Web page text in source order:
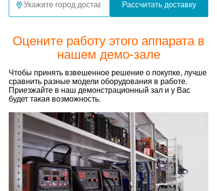
Рассчитать доставку
Оцените работу этого аппарата в
нашем демо-зале
Чтобы принять взвешенное решение о покупке, лучше
сравнить разные модели оборудования в работе.
Приезжайте в наш демонстрационный зал и у Вас
будет такая возможность.